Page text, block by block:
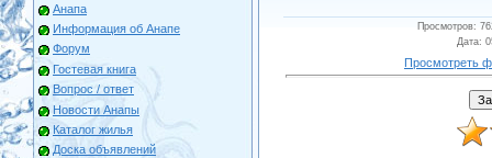
Анапа
Информация об Анапе
Форум
Гостевая книга
Вопрос / ответ
Новости Анапы
Каталог жилья
Доска объявлений
Просмотров:
Дата:
Просмотреть